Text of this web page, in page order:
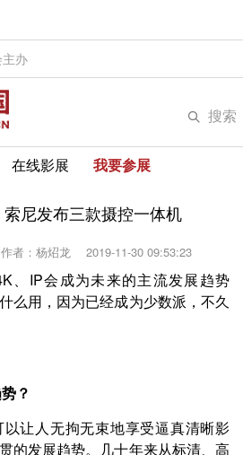
办
搜索
在线影展 我要参展
尼发布三款摄控一体机
作者：杨炤龙 2019-11-30 09:53:23
、IP会成为未来的主流发展趋势
么用，因为已经成为少数派，不久
？
让人无拘无束地享受逼真清晰影
的发展趋势。几十年来从标清、高